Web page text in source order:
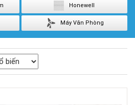
Honewell
Máy Văn Phòng